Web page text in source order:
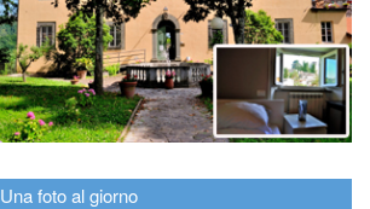
Una foto al giorno